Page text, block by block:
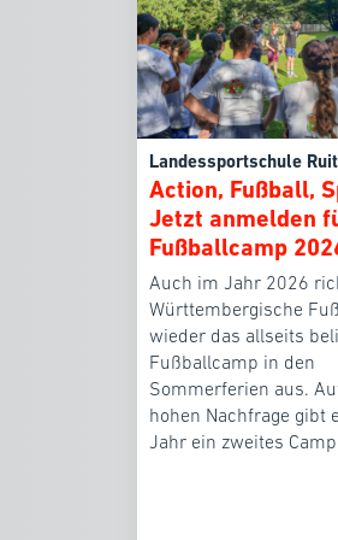
Landessportschule Ruit
Action, Fußball,
Jetzt anmelden
Fußballcamp
Auch im Jahr 2026
Württembergische
wieder das allseits
Fußballcamp in den
Sommerferien aus.
hohen Nachfrage gibt
Jahr ein zweites